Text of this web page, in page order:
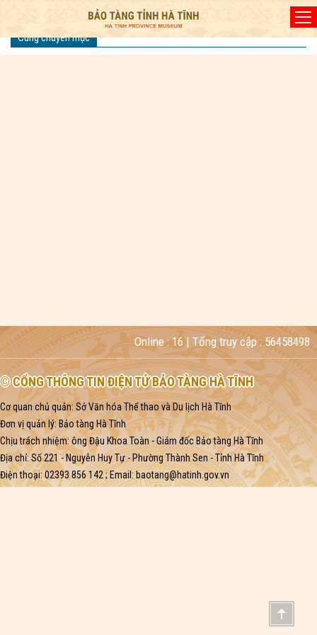
Cùng chuyên mục
Online :16| Tổng truy cập :56458498
© CỔNG THÔNG TIN ĐIỆN TỬ BẢO TÀNG HÀ TĨNH
Cơ quan chủ quản: Sở Văn hóa Thể thao và Du lịch Hà Tĩnh
Đơn vị quản lý: Bảo tàng Hà Tĩnh
Chịu trách nhiệm: ông Đậu Khoa Toàn - Giám đốc Bảo tàng Hà Tĩnh
Địa chỉ: Số 221 - Nguyễn Huy Tự - Phường Thành Sen - Tỉnh Hà Tĩnh
Điện thoại: 02393 856 142 ; Email:baotang@hatinh.gov.vn
Đã kết nối EMC